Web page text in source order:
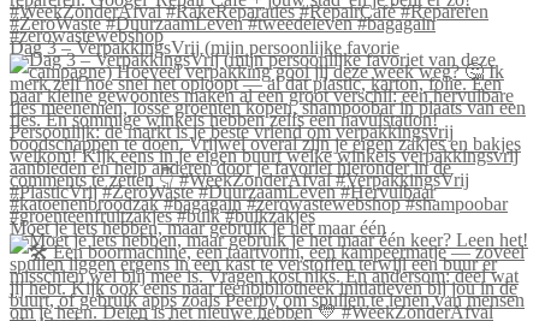
Dag 3 – VerpakkingsVrij (mijn persoonlijke favorie
Moet je iets hebben, maar gebruik je het maar één